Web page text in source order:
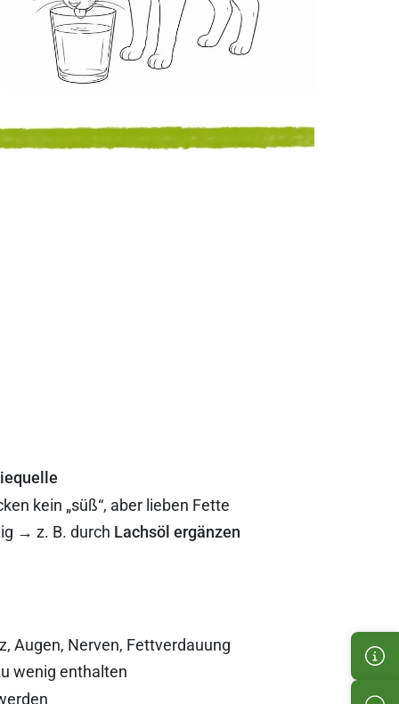
kein „süß“, aber lieben Fette
→ z. B. durch Lachsöl ergänzen
Augen, Nerven, Fettverdauung
wenig enthalten